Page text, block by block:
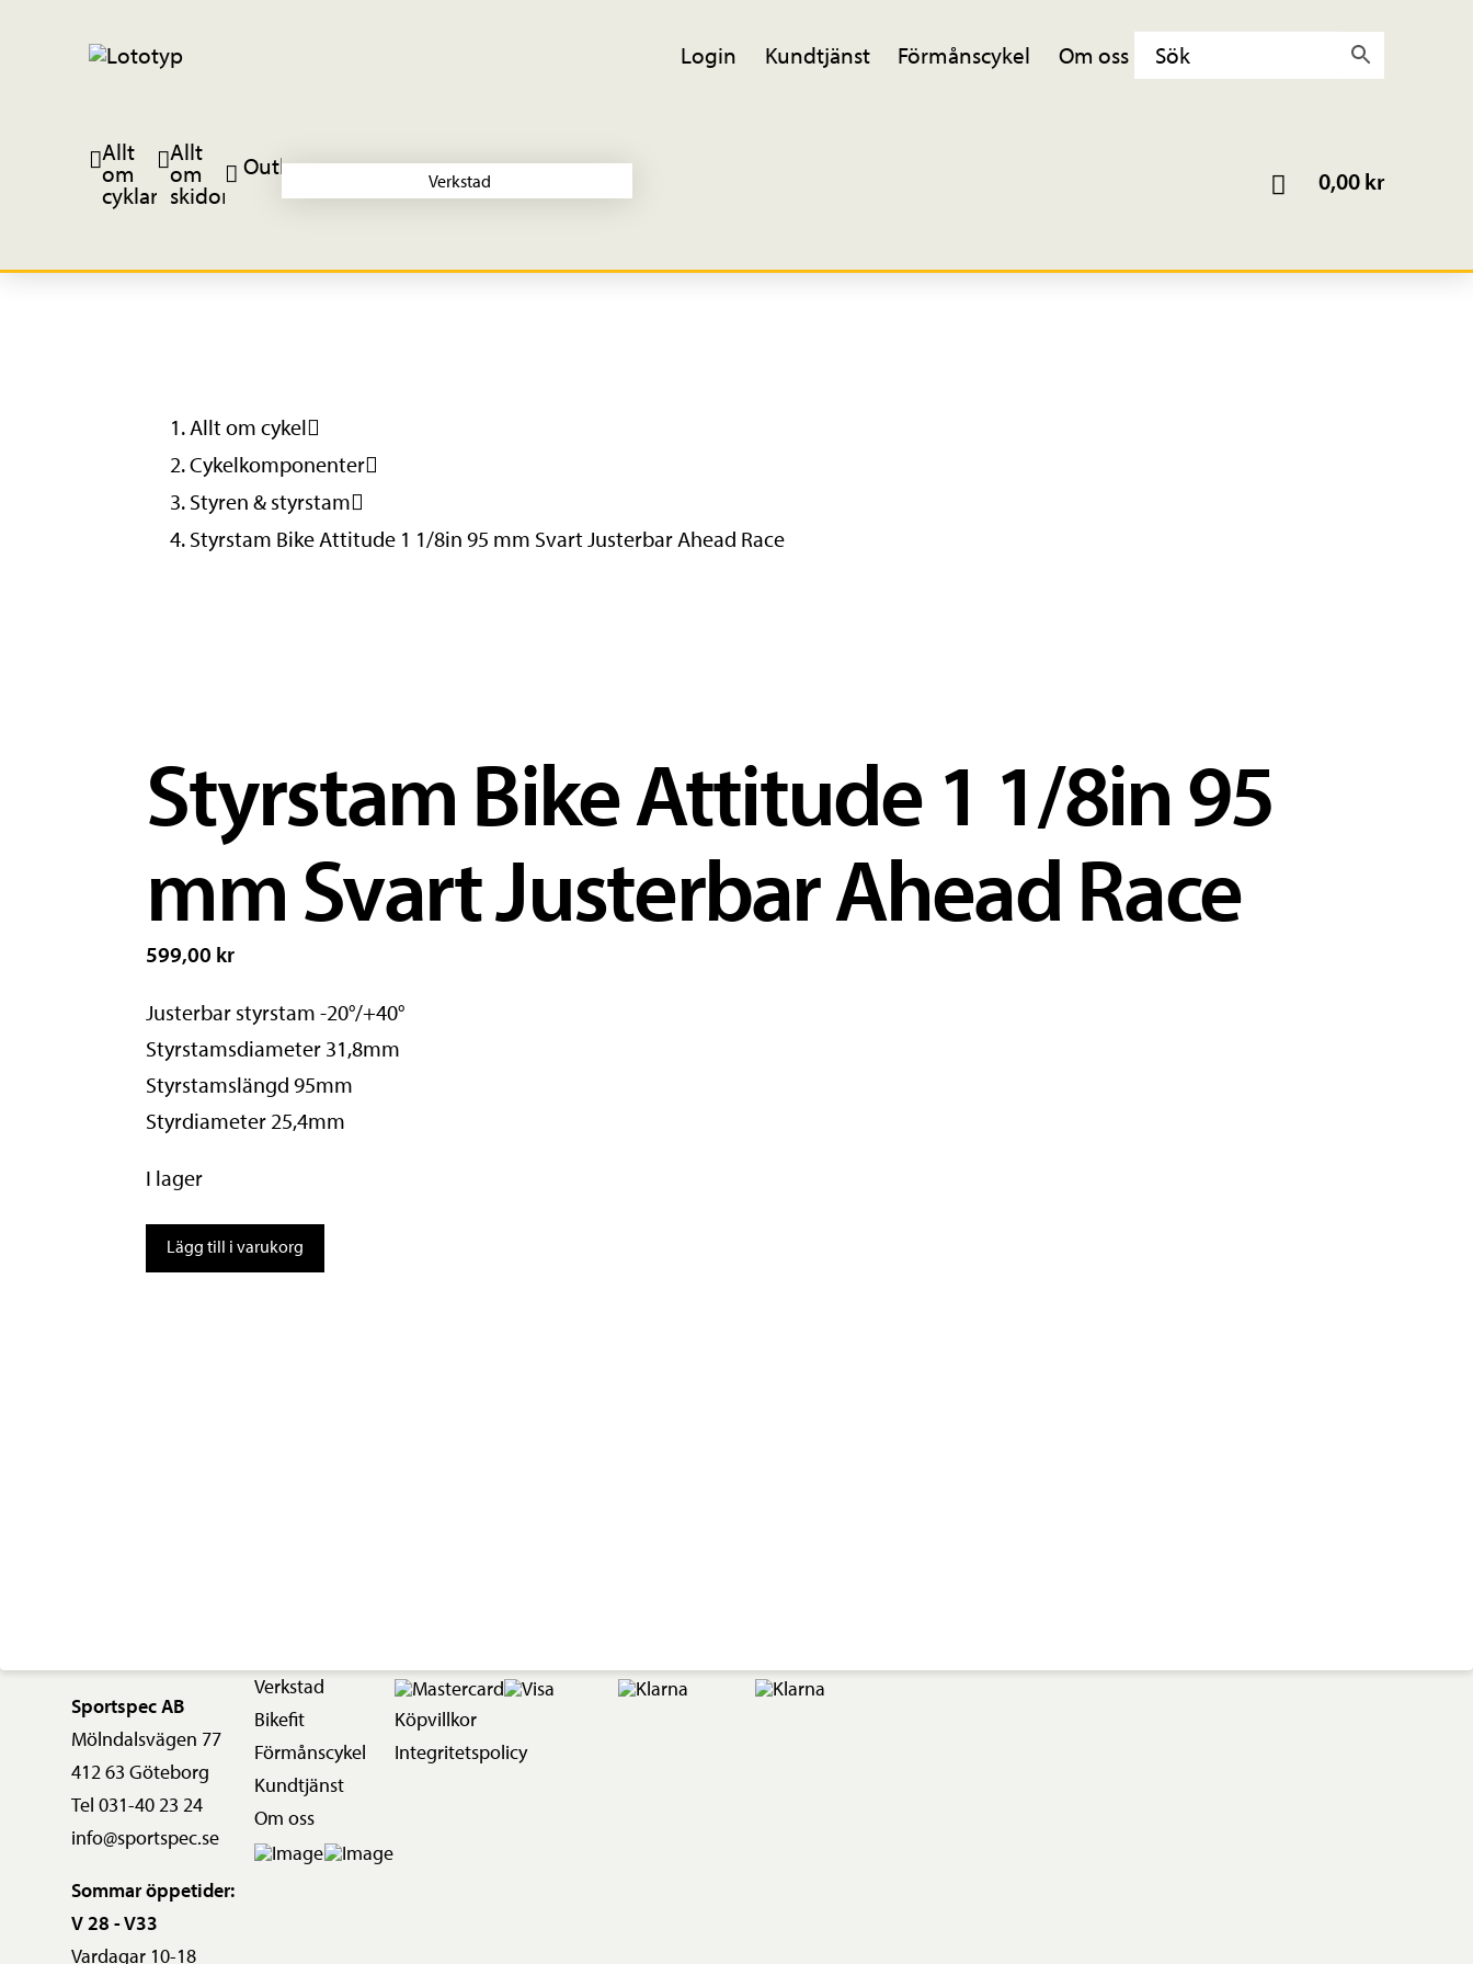
Login Kundtjänst Förmånscykel Om oss
Allt
om
cyklar
Allt
om
skidor
Outlet
Verkstad 0,00kr
Allt om cykel
Cykelkomponenter
Styren & styrstam
Styrstam Bike Attitude 1 1/8in 95 mm Svart Justerbar Ahead Race
Styrstam Bike Attitude 1 1/8in 95
mm Svart Justerbar Ahead Race
599,00 kr
Justerbar styrstam -20°/+40°
Styrstamsdiameter 31,8mm
Styrstamslängd 95mm
Styrdiameter 25,4mm
I lager
Styrstam
Bike
Lägg till i varukorg
Sportspec AB
Mölndalsvägen 77
412 63 Göteborg
Tel 031-40 23 24
info@sportspec.se
Sommar öppetider:
V 28 - V33
Vardagar 10-18
Verkstad
Bikefit
Förmånscykel
Kundtjänst
Om oss
Köpvillkor
Integritetspolicy